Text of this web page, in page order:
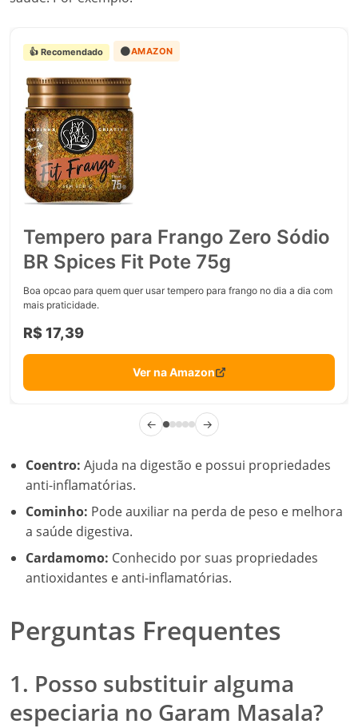
👍 Recomendado 🟠AMAZON
Tempero para Frango Zero Sódio
BR Spices Fit Pote 75g
Boa opcao para quem quer usar tempero para frango no dia a dia com
mais praticidade.
R$ 17,39
Ver na Amazon
← →
Coentro: Ajuda na digestão e possui propriedades
anti-inflamatórias.
Cominho: Pode auxiliar na perda de peso e melhora
a saúde digestiva.
Cardamomo: Conhecido por suas propriedades
antioxidantes e anti-inflamatórias.
Perguntas Frequentes
1. Posso substituir alguma
especiaria no Garam Masala?